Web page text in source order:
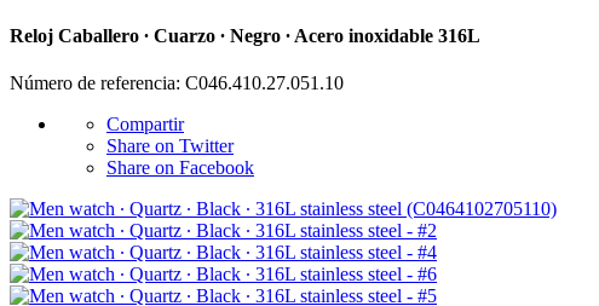
Reloj Caballero ∙ Cuarzo ∙ Negro ∙ Acero inoxidable 316L
Número de referencia: C046.410.27.051.10
Compartir
Share on Twitter
Share on Facebook